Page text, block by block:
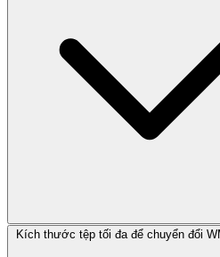
Kích thước tệp tối đa để chuyển đổi